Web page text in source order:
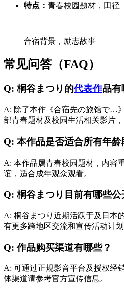
特点： 青春校园题材，田径
合宿背景，励志故事
常见问答（FAQ）
Q: 桐谷まつり的代表作品有
A: 除了本作《合宿先の旅馆で…
部青春题材及校园生活相关影片
Q: 本作品是否适合所有年龄
A: 本作品属青春校园题材，内容
谊，适合成年观众观看。
Q: 桐谷まつり目前有哪些公
A: 桐谷まつり近期活跃于及日本
有更多跨地区交流和宣传活动计划
Q: 作品购买渠道有哪些？
A: 可通过正规影音平台及授权经
体渠道请参考官方宣传信息。